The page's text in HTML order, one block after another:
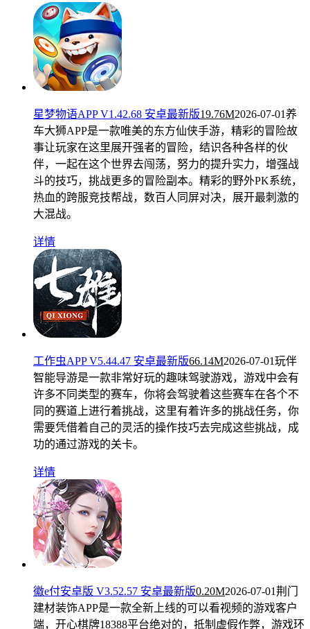
星梦物语APP V1.42.68 安卓最新版19.76M2026-07-01养
车大狮APP是一款唯美的东方仙侠手游，精彩的冒险故
事让玩家在这里展开强者的冒险，结识各种各样的伙
伴，一起在这个世界去闯荡，努力的提升实力，增强战
斗的技巧，挑战更多的冒险副本。精彩的野外PK系统，
热血的跨服竞技帮战，数百人同屏对决，展开最刺激的
大混战。
详情
工作虫APP V5.44.47 安卓最新版66.14M2026-07-01玩伴
智能导游是一款非常好玩的趣味驾驶游戏，游戏中会有
许多不同类型的赛车，你将会驾驶着这些赛车在各个不
同的赛道上进行着挑战，这里有着许多的挑战任务，你
需要凭借着自己的灵活的操作技巧去完成这些挑战，成
功的通过游戏的关卡。
详情
徽e付安卓版 V3.52.57 安卓最新版0.20M2026-07-01荆门
建材装饰APP是一款全新上线的可以看视频的游戏客户
端，开心棋牌18388平台绝对的，抵制虚假作弊，游戏环